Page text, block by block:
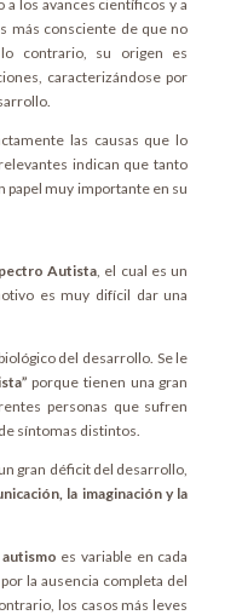
los avances científicos y a
más consciente de que no
contrario, su origen es
caracterizándose por
las causas que lo
indican que tanto
papel muy importante en su
Autista, el cual es un
es muy difícil dar una
del desarrollo. Se le
porque tienen una gran
personas que sufren
síntomas distintos.
gran déficit del desarrollo,
la imaginación y la
autismo es variable en cada
la ausencia completa del
los casos más leves